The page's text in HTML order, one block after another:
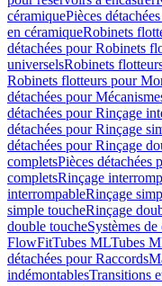
céramiquePièces
en céramiqueRobinets
détachées pour Robinets
universelsRobinets
Robinets flotteurs pour
détachées pour
détachées pour Rinçage
détachées pour Rinçage
détachées pour Rinçage
completsPièces détachées
completsRinçage
interrompableRinçage
simple toucheRinçage
double toucheSystèmes
FlowFitTubes MLTubes
détachées pour Raccords
indémontablesTransitions